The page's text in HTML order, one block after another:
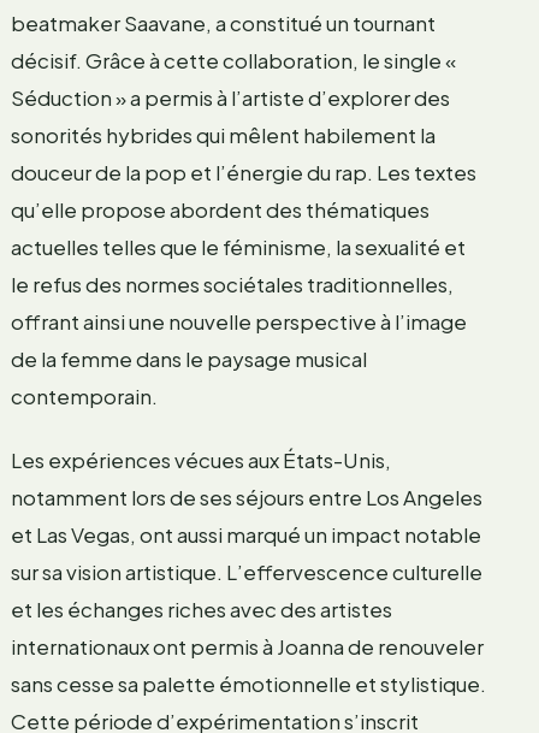
beatmaker Saavane, a constitué un tournant
décisif. Grâce à cette collaboration, le single «
Séduction » a permis à l’artiste d’explorer des
sonorités hybrides qui mêlent habilement la
douceur de la pop et l’énergie du rap. Les textes
qu’elle propose abordent des thématiques
actuelles telles que le féminisme, la sexualité et
le refus des normes sociétales traditionnelles,
offrant ainsi une nouvelle perspective à l’image
de la femme dans le paysage musical
contemporain.
Les expériences vécues aux États-Unis,
notamment lors de ses séjours entre Los Angeles
et Las Vegas, ont aussi marqué un impact notable
sur sa vision artistique. L’effervescence culturelle
et les échanges riches avec des artistes
internationaux ont permis à Joanna de renouveler
sans cesse sa palette émotionnelle et stylistique.
Cette période d’expérimentation s’inscrit